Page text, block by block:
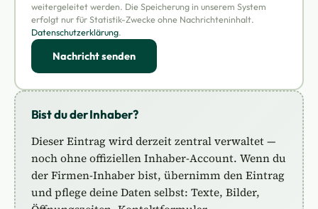
weitergeleitet werden. Die Speicherung in unserem System
erfolgt nur für Statistik-Zwecke ohne Nachrichteninhalt.
Datenschutzerklärung.
Nachricht senden
Bist du der Inhaber?
Dieser Eintrag wird derzeit zentral verwaltet —
noch ohne offiziellen Inhaber-Account. Wenn du
der Firmen-Inhaber bist, übernimm den Eintrag
und pflege deine Daten selbst: Texte, Bilder,